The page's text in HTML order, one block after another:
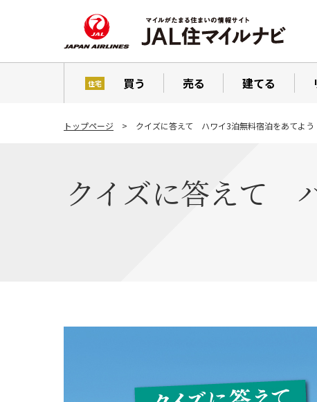
住宅 買う 売る 建てる
トップページ クイズに答えて ハワイ3泊無料宿泊をあてよう
クイズに答えて